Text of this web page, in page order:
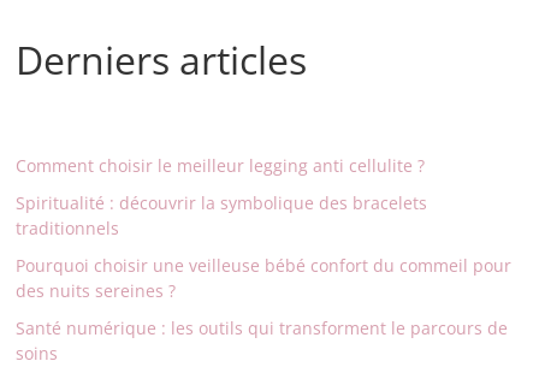
Derniers articles
Comment choisir le meilleur legging anti cellulite ?
Spiritualité : découvrir la symbolique des bracelets
traditionnels
Pourquoi choisir une veilleuse bébé confort du commeil pour
des nuits sereines ?
Santé numérique : les outils qui transforment le parcours de
soins